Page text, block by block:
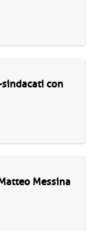
con
Messina